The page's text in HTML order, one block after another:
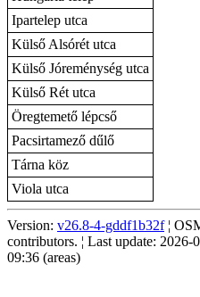
Ipartelep utca
Külső Alsórét utca
Külső Jóreménység utca
Külső Rét utca
Öregtemető lépcső
Pacsirtamező dűlő
Tárna köz
Viola utca
Version: v26.8-4-gddf1b32f¦
contributors. ¦ Last update:
09:36 (areas)